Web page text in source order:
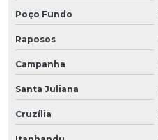
Poço Fundo
Raposos
Campanha
Santa Juliana
Cruzília